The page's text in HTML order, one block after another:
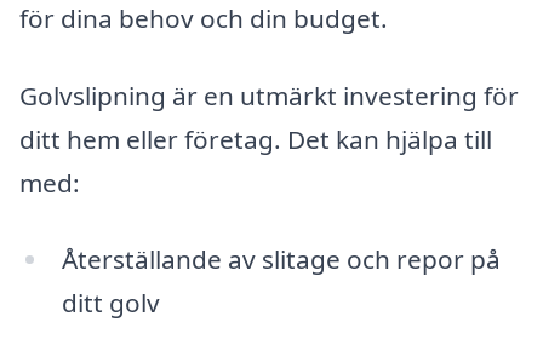
för dina behov och din budget.
Golvslipning är en utmärkt investering för
ditt hem eller företag. Det kan hjälpa till
med:
Återställande av slitage och repor på
ditt golv